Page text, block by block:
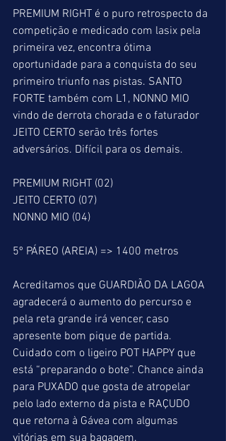
PREMIUM RIGHT é o puro retrospecto da
competição e medicado com lasix pela
primeira vez, encontra ótima
oportunidade para a conquista do seu
primeiro triunfo nas pistas. SANTO
FORTE também com L1, NONNO MIO
vindo de derrota chorada e o faturador
JEITO CERTO serão três fortes
adversários. Difícil para os demais.
PREMIUM RIGHT (02)
JEITO CERTO (07)
NONNO MIO (04)
5º PÁREO (AREIA) => 1400 metros
Acreditamos que GUARDIÃO DA LAGOA
agradecerá o aumento do percurso e
pela reta grande irá vencer, caso
apresente bom pique de partida.
Cuidado com o ligeiro POT HAPPY que
está “preparando o bote”. Chance ainda
para PUXADO que gosta de atropelar
pelo lado externo da pista e RAÇUDO
que retorna à Gávea com algumas
vitórias em sua bagagem.